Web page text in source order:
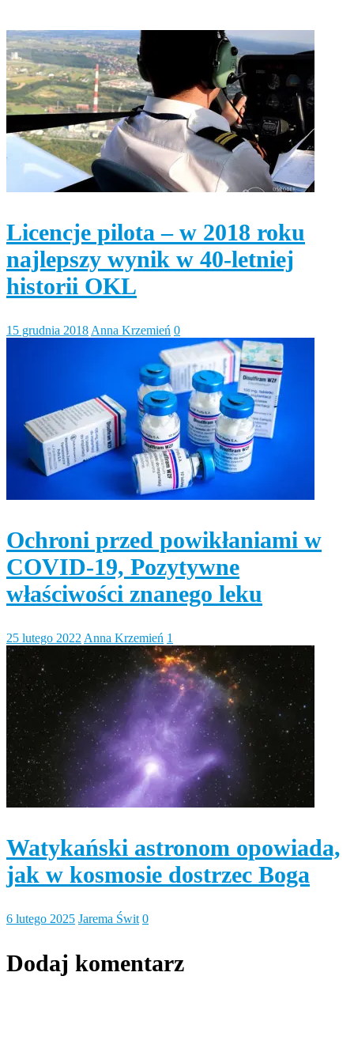
Licencje pilota – w 2018 roku
najlepszy wynik w 40-letniej
historii OKL
15 grudnia 2018 Anna Krzemień 0
Ochroni przed powikłaniami w
COVID-19, Pozytywne
właściwości znanego leku
25 lutego 2022 Anna Krzemień 1
Watykański astronom opowiada,
jak w kosmosie dostrzec Boga
6 lutego 2025 Jarema Świt 0
Dodaj komentarz